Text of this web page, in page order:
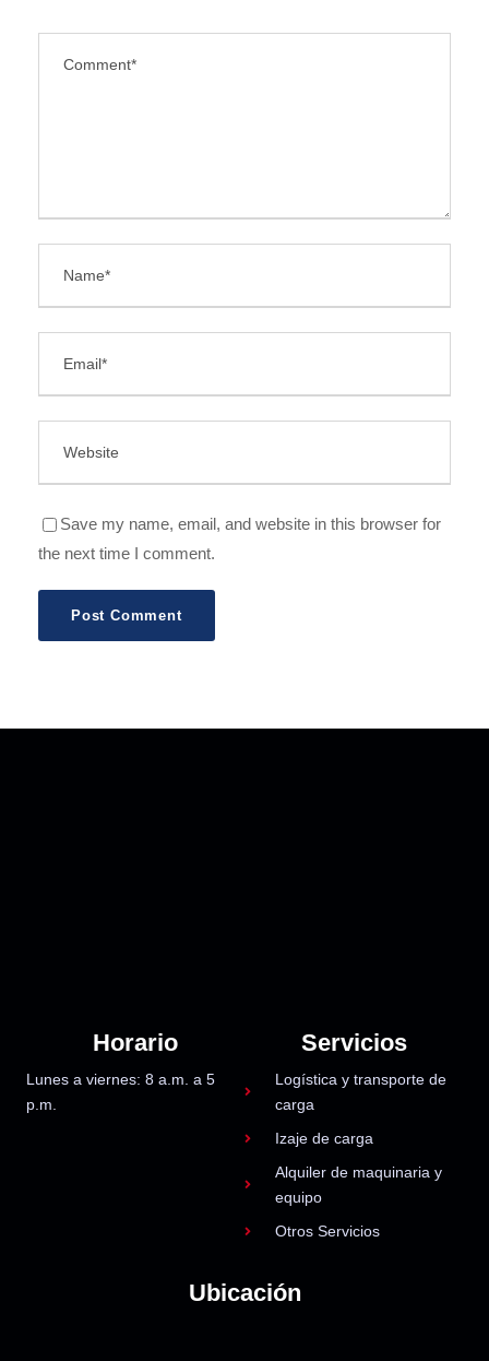
Save my name, email, and website in this browser for
the next time I comment.
Horario
Lunes a viernes: 8 a.m. a 5
p.m.
Servicios
Logística y transporte de
carga
Izaje de carga
Alquiler de maquinaria y
equipo
Otros Servicios
Ubicación